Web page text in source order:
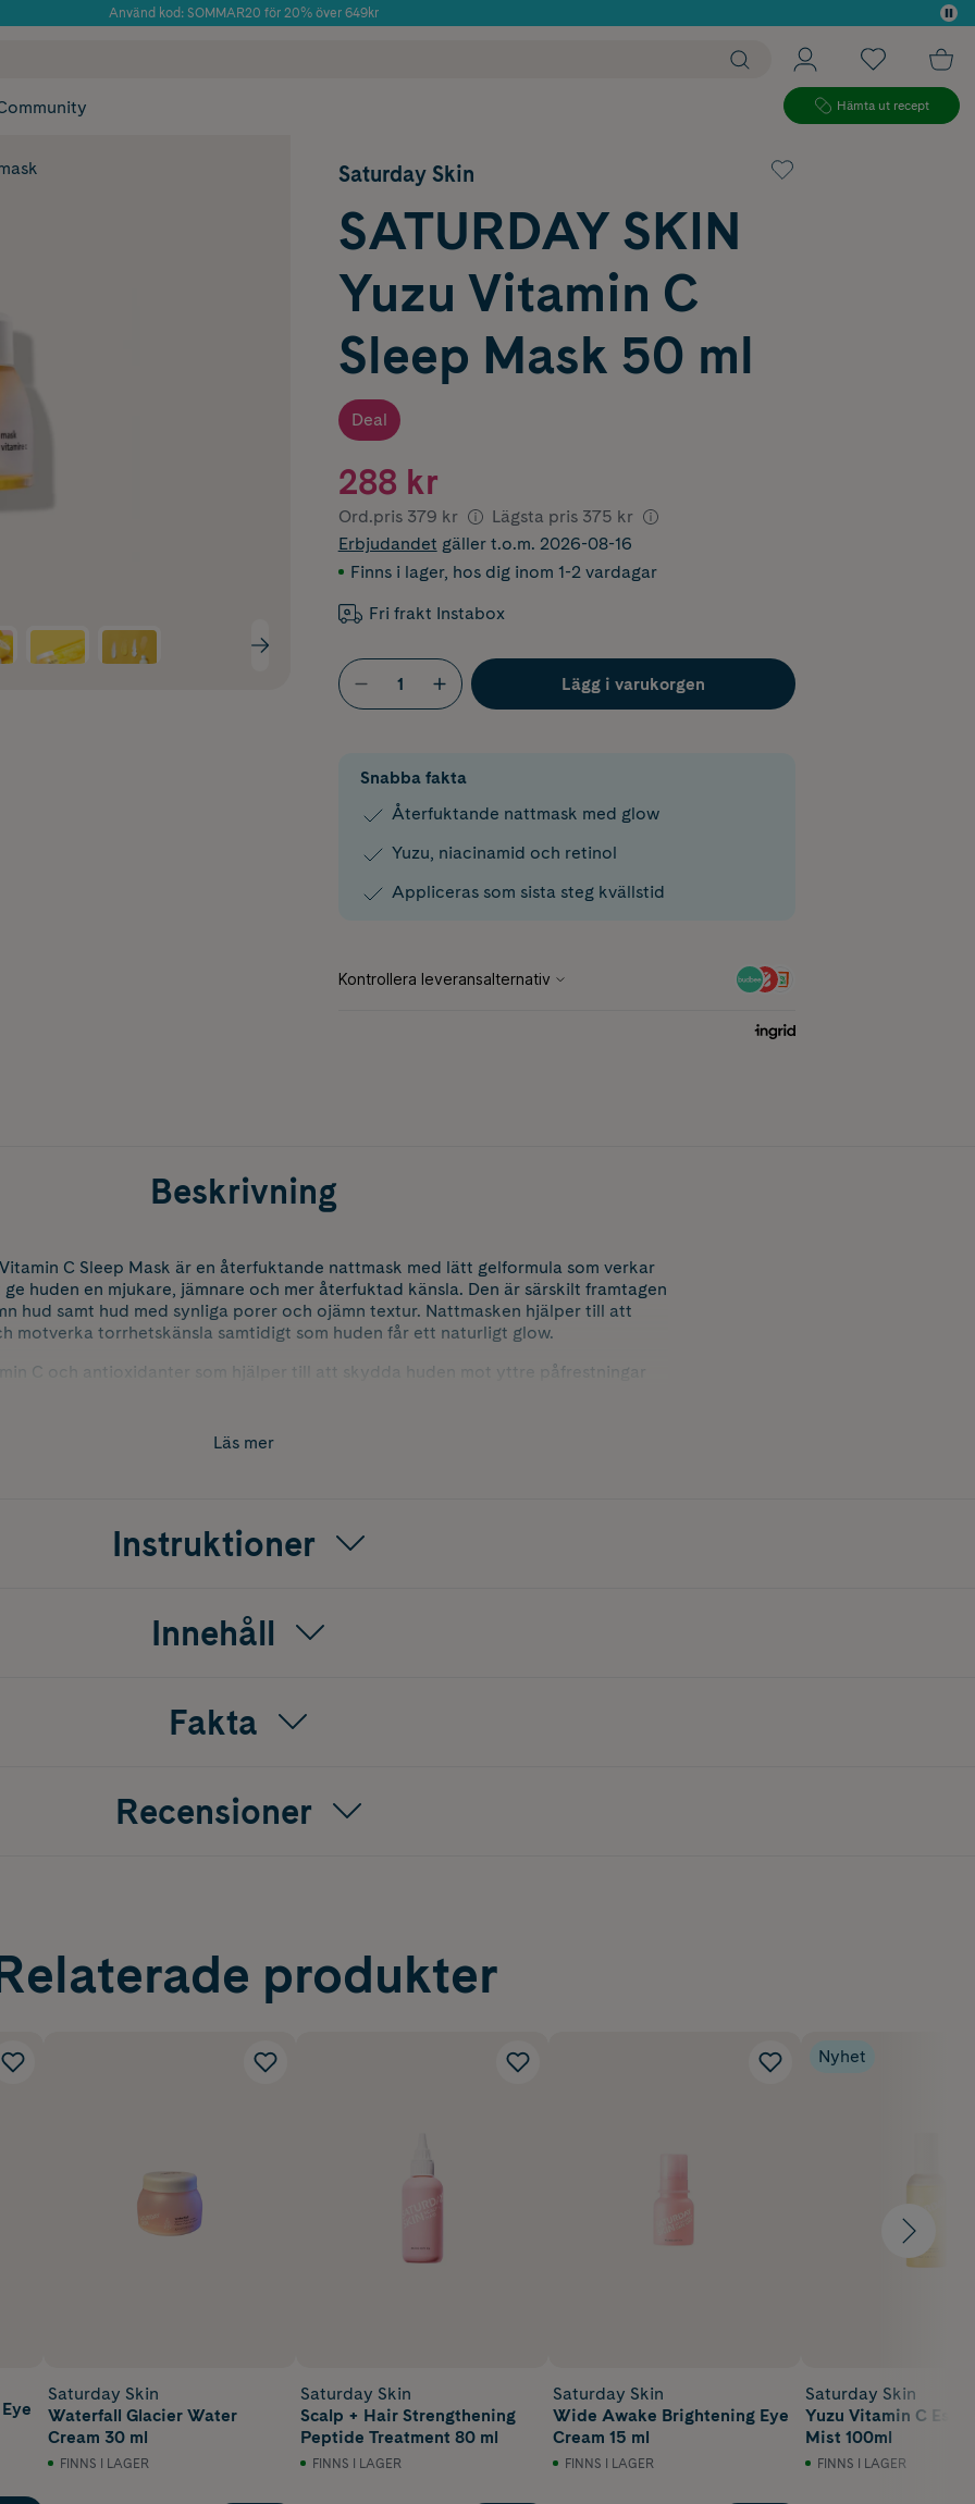
Använd kod: SOMMAR20 för 20% över 649kr
Hämta ut recept
Saturday Skin
SATURDAY SKIN
Yuzu Vitamin C
Sleep Mask 50 ml
Deal
288 kr
Ord.pris 379 kr Lägsta pris 375 kr
Erbjudandet gäller t.o.m. 2026-08-16
Finns i lager, hos dig inom 1-2 vardagar
Fri frakt Instabox
Lägg i varukorgen
Snabba fakta
Återfuktande nattmask med glow
Yuzu, niacinamid och retinol
Appliceras som sista steg kvällstid
Beskrivning
Vitamin C Sleep Mask är en återfuktande nattmask med lätt gelformula som verkar
huden en mjukare, jämnare och mer återfuktad känsla. Den är särskilt framtagen
hud samt hud med synliga porer och ojämn textur. Nattmasken hjälper till att
motverka torrhetskänsla samtidigt som huden får ett naturligt glow.
C och antioxidanter som hjälper till att skydda huden mot yttre påfrestningar
till att förbättra hudens textur och ge huden ökad lyster. Passar alla hudtyper,
Läs mer
Instruktioner
Innehåll
Fakta
Recensioner
produkter
Saturday Skin
Waterfall Glacier Water
Cream 30 ml
FINNS I LAGER
Saturday Skin
Scalp + Hair Strengthening
Peptide Treatment 80 ml
FINNS I LAGER
Saturday Skin
Wide Awake Brightening Eye
Cream 15 ml
FINNS I LAGER
Nyhet
Saturday Skin
Yuzu Vitamin C
Mist 100ml
FINNS I LAGER